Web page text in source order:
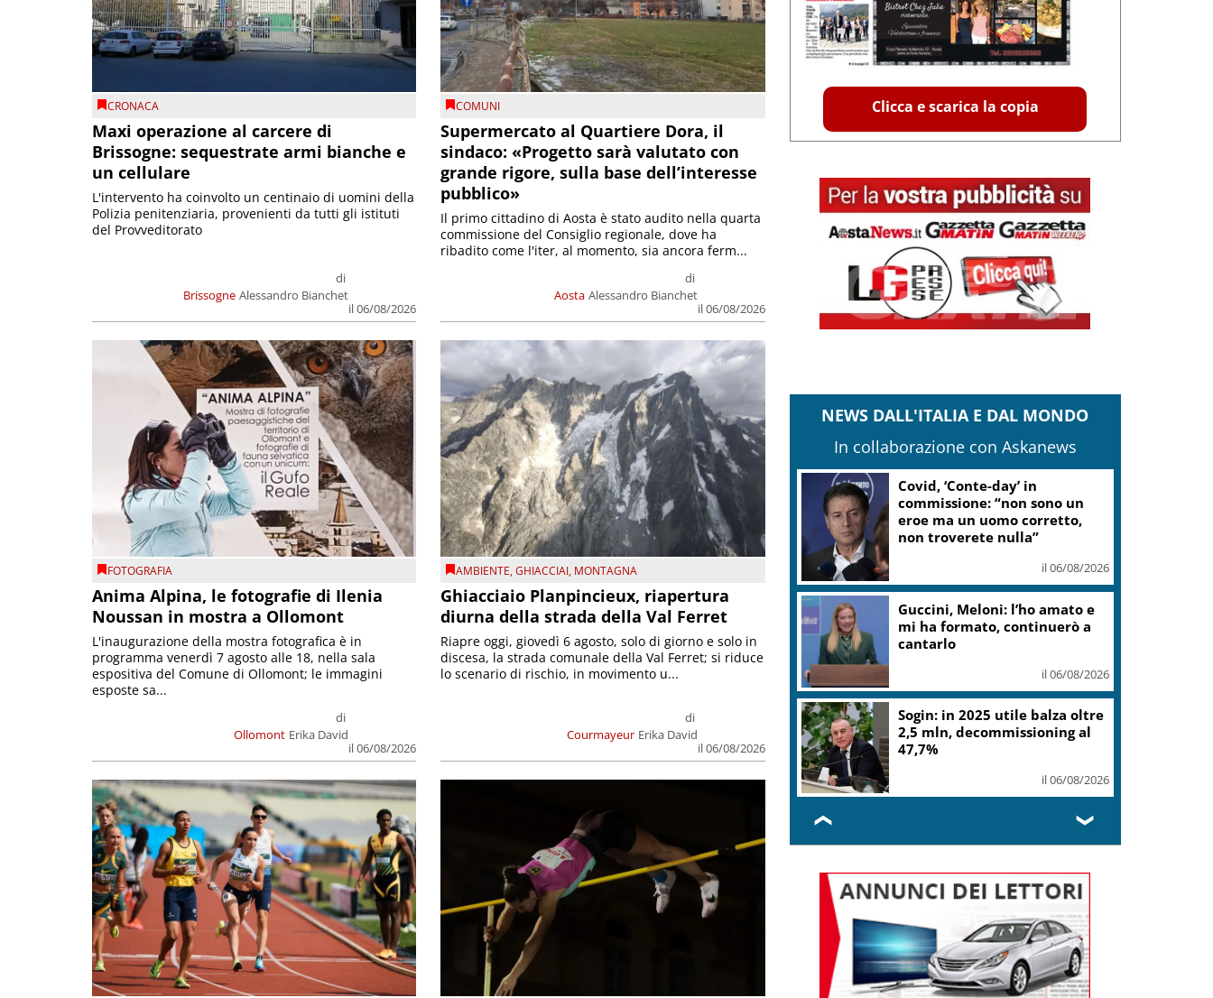
CRONACA
Maxi operazione al carcere di
Brissogne: sequestrate armi bianche e
un cellulare
Brissogne
di
Alessandro Bianchet
il 06/08/2026
L'intervento ha coinvolto un centinaio di uomini della
Polizia penitenziaria, provenienti da tutti gli istituti
del Provveditorato
COMUNI
Supermercato al Quartiere Dora, il
sindaco: «Progetto sarà valutato con
grande rigore, sulla base dell’interesse
pubblico»
Aosta
di
Alessandro Bianchet
il 06/08/2026
Il primo cittadino di Aosta è stato audito nella quarta
commissione del Consiglio regionale, dove ha
ribadito come l'iter, al momento, sia ancora ferm...
FOTOGRAFIA
Anima Alpina, le fotografie di Ilenia
Noussan in mostra a Ollomont
Ollomont
di
Erika David
il 06/08/2026
L'inaugurazione della mostra fotografica è in
programma venerdì 7 agosto alle 18, nella sala
espositiva del Comune di Ollomont; le immagini
esposte sa...
AMBIENTE,GHIACCIAI, MONTAGNA
Ghiacciaio Planpincieux, riapertura
diurna della strada della Val Ferret
Courmayeur
di
Erika David
il 06/08/2026
Riapre oggi, giovedì 6 agosto, solo di giorno e solo in
discesa, la strada comunale della Val Ferret; si riduce
lo scenario di rischio, in movimento u...
Clicca e scarica la copia
NEWS DALL'ITALIA E DAL MONDO
In collaborazione con Askanews
“Una notte di Casanova” di
Migliorini chiude Festival
teatro Volterra
Valle d’Aosta, torna la festa
del lardo di Arnad: c’è anche il
gelato
L.elettorale, tornano
malumori su alternanza,
donne Fi chiedono quote vere
il 06/08/2026
❮ ❯